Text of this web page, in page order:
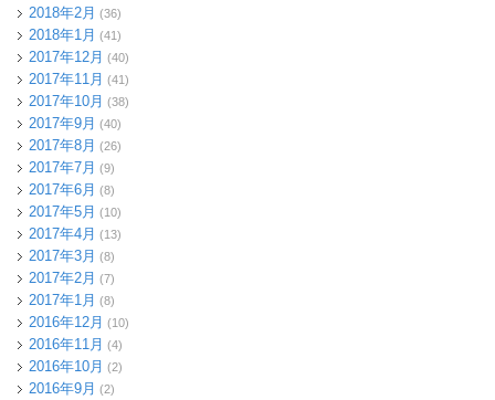
2018年2月 (36)
2018年1月 (41)
2017年12月 (40)
2017年11月 (41)
2017年10月 (38)
2017年9月 (40)
2017年8月 (26)
2017年7月 (9)
2017年6月 (8)
2017年5月 (10)
2017年4月 (13)
2017年3月 (8)
2017年2月 (7)
2017年1月 (8)
2016年12月 (10)
2016年11月 (4)
2016年10月 (2)
2016年9月 (2)